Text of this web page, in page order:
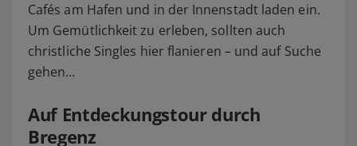
Cafés am Hafen und in der Innenstadt laden ein.
Um Gemütlichkeit zu erleben, sollten auch
christliche Singles hier flanieren – und auf Suche
gehen…
Auf Entdeckungstour durch
Bregenz